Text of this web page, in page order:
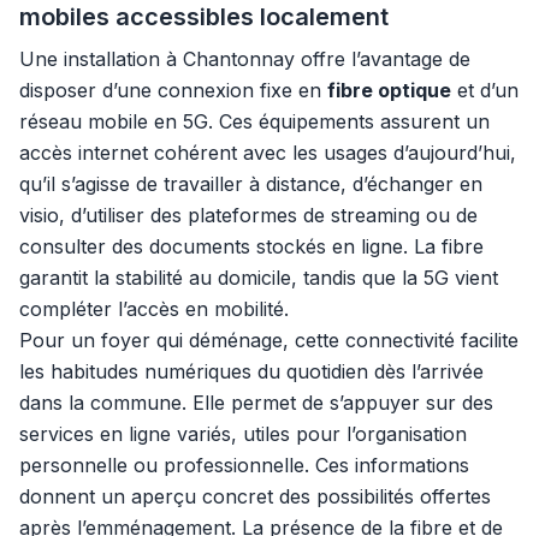
mobiles accessibles localement
Une installation à Chantonnay offre l’avantage de
disposer d’une connexion fixe en fibre optique et d’un
réseau mobile en 5G. Ces équipements assurent un
accès internet cohérent avec les usages d’aujourd’hui,
qu’il s’agisse de travailler à distance, d’échanger en
visio, d’utiliser des plateformes de streaming ou de
consulter des documents stockés en ligne. La fibre
garantit la stabilité au domicile, tandis que la 5G vient
compléter l’accès en mobilité.
Pour un foyer qui déménage, cette connectivité facilite
les habitudes numériques du quotidien dès l’arrivée
dans la commune. Elle permet de s’appuyer sur des
services en ligne variés, utiles pour l’organisation
personnelle ou professionnelle. Ces informations
donnent un aperçu concret des possibilités offertes
après l’emménagement. La présence de la fibre et de